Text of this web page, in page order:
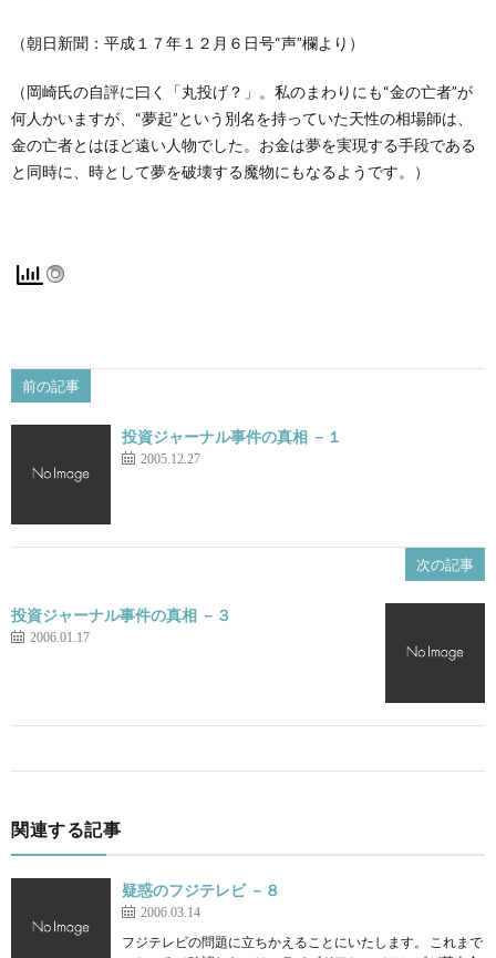
（朝日新聞：平成１７年１２月６日号“声”欄より）
（岡崎氏の自評に曰く「丸投げ？」。私のまわりにも“金の亡者”が
何人かいますが、“夢起”という別名を持っていた天性の相場師は、
金の亡者とはほど遠い人物でした。お金は夢を実現する手段である
と同時に、時として夢を破壊する魔物にもなるようです。）
前の記事
投資ジャーナル事件の真相 －１
2005.12.27
次の記事
投資ジャーナル事件の真相 －３
2006.01.17
関連する記事
疑惑のフジテレビ －８
2006.03.14
フジテレビの問題に立ちかえることにいたします。 これまで